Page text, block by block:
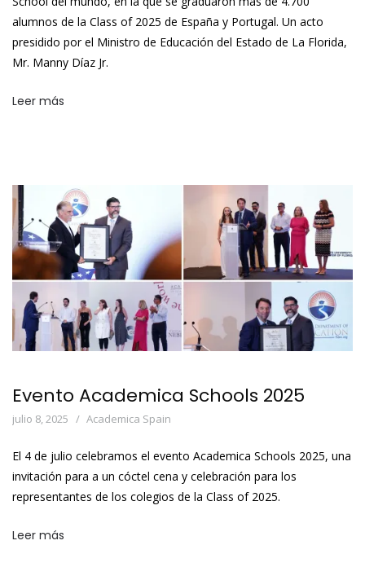
alumnos de la Class of 2025 de España y Portugal. Un acto
presidido por el Ministro de Educación del Estado de La Florida,
Mr. Manny Díaz Jr.
Leer más
Evento Academica Schools 2025
julio 8, 2025 Academica Spain
El 4 de julio celebramos el evento Academica Schools 2025, una
invitación para a un cóctel cena y celebración para los
representantes de los colegios de la Class of 2025.
Leer más